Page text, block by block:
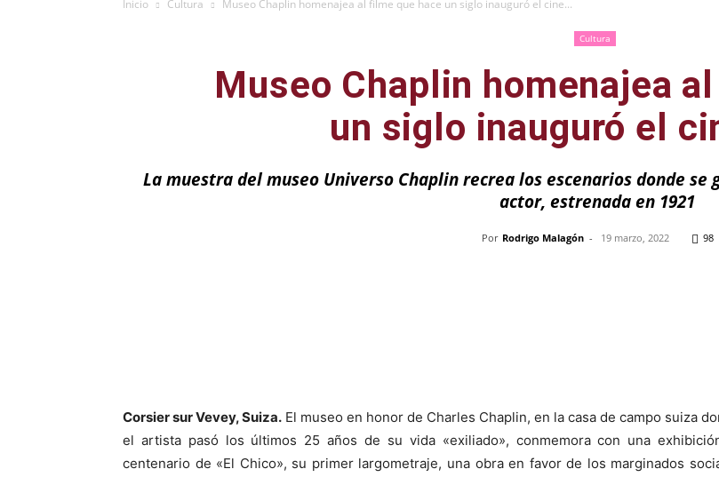
Inicio Cultura Museo Chaplin homenajea al filme que hace un siglo inauguró el cine...
Cultura
Museo Chaplin homenajea
un siglo inauguró el
La muestra del museo Universo Chaplin recrea los escenarios donde
actor, estrenada en 1921
Por Rodrigo Malagón - 19 marzo, 2022 98
Corsier sur Vevey, Suiza. El museo en honor de Charles Chaplin, en la casa de campo suiza
el artista pasó los últimos 25 años de su vida «exiliado», conmemora con una
centenario de «El Chico», su primer largometraje, una obra en favor de los marginados